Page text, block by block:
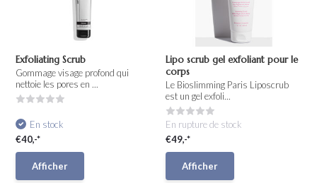
Exfoliating Scrub
Gommage visage profond qui
nettoie les pores en ...
En stock
€40,-*
Afficher
Lipo scrub gel exfoliant pour le
corps
Le Bioslimming Paris Liposcrub
est un gel exfoli...
En rupture de stock
€49,-*
Afficher